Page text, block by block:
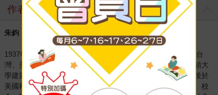
作者
朱鈞
1937年生於上海，江蘇吳縣人。1952年離開上海，赴香港、台
灣、美國等地求學，畢業於成功大學建築工程學系、普林斯頓大
學建築研究所，以論文〈社會意識與建築〉取得碩士學位。後於
美國執業與教學，建築設計作品多元，有住宅、醫院、工廠、校